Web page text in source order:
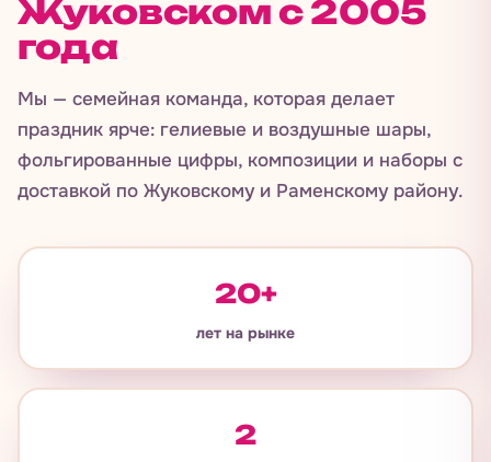
Жуковском с 2005
года
Мы — семейная команда, которая делает
праздник ярче: гелиевые и воздушные шары,
фольгированные цифры, композиции и наборы с
доставкой по Жуковскому и Раменскому району.
20+
лет на рынке
2